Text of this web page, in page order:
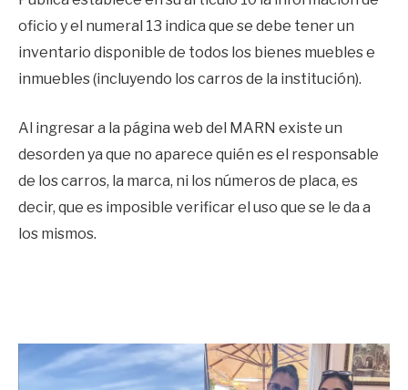
oficio y el numeral 13 indica que se debe tener un
inventario disponible de todos los bienes muebles e
inmuebles (incluyendo los carros de la institución).
Al ingresar a la página web del MARN existe un
desorden ya que no aparece quién es el responsable
de los carros, la marca, ni los números de placa, es
decir, que es imposible verificar el uso que se le da a
los mismos.